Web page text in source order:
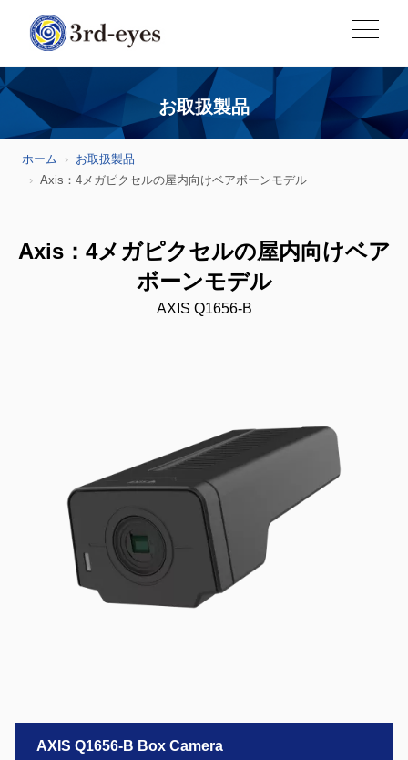
お取扱製品
ホーム
お取扱製品
Axis：4メガピクセルの屋内向けベアボーンモデル
Axis：4メガピクセルの屋内向けベア
ボーンモデル
AXIS Q1656-B
AXIS Q1656-B Box Camera